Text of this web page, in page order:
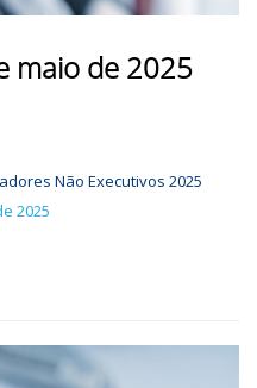
maio de 2025
Não Executivos 2025
2025